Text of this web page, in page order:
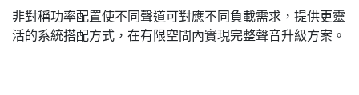
非對稱功率配置使不同聲道可對應不同負載需求，提供更靈
活的系統搭配方式，在有限空間內實現完整聲音升級方案。